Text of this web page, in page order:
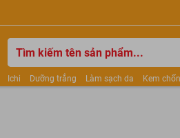
Ichi Dưỡng trắng Làm sạch da Kem